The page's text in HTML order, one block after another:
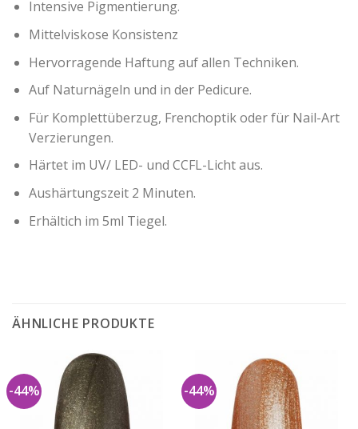
Intensive Pigmentierung.
Mittelviskose Konsistenz
Hervorragende Haftung auf allen Techniken.
Auf Naturnägeln und in der Pedicure.
Für Komplettüberzug, Frenchoptik oder für Nail-Art
Verzierungen.
Härtet im UV/ LED- und CCFL-Licht aus.
Aushärtungszeit 2 Minuten.
Erhältich im 5ml Tiegel.
ÄHNLICHE PRODUKTE
-44% -44%